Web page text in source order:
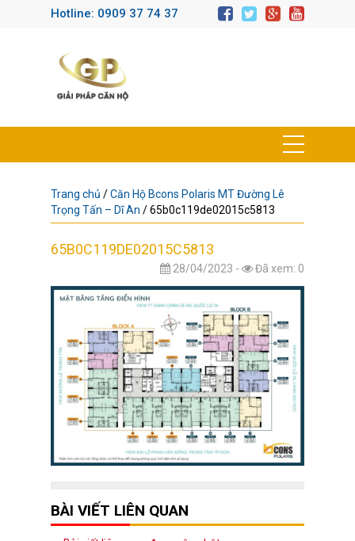
Hotline: 0909 37 74 37
Trang chủ /Căn Hộ Bcons Polaris MT Đường Lê
Trọng Tấn – Dĩ An /65b0c119de02015c5813
65B0C119DE02015C5813
28/04/2023 - Đã xem: 0
BÀI VIẾT LIÊN QUAN